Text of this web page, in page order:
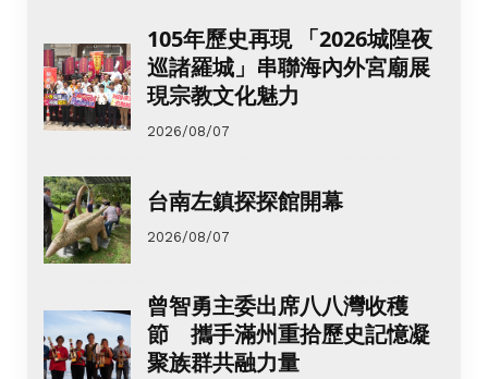
105年歷史再現 「2026城隍夜
巡諸羅城」串聯海內外宮廟展
現宗教文化魅力
2026/08/07
台南左鎮探探館開幕
2026/08/07
曾智勇主委出席八八灣收穫
節 攜手滿州重拾歷史記憶凝
聚族群共融力量